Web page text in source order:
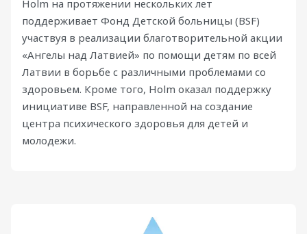
Holm на протяжении нескольких лет
поддерживает Фонд Детской больницы (BSF)
участвуя в реализации благотворительной акции
«Ангелы над Латвией» по помощи детям по всей
Латвии в борьбе с различными проблемами со
здоровьем. Кроме того, Holm оказал поддержку
инициативе BSF, направленной на создание
центра психического здоровья для детей и
молодежи.